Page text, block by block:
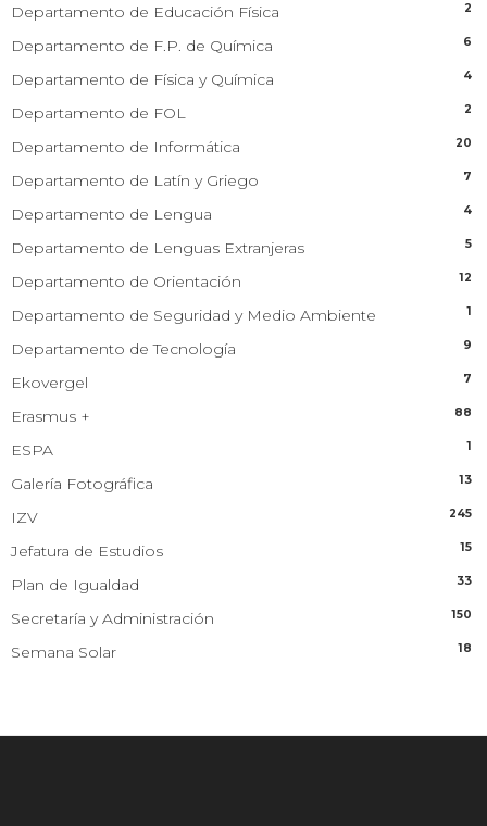
Departamento de Educación Física 2
Departamento de F.P. de Química 6
Departamento de Física y Química 4
Departamento de FOL 2
Departamento de Informática 20
Departamento de Latín y Griego 7
Departamento de Lengua 4
Departamento de Lenguas Extranjeras 5
Departamento de Orientación 12
Departamento de Seguridad y Medio Ambiente 1
Departamento de Tecnología 9
Ekovergel 7
Erasmus + 88
ESPA 1
Galería Fotográfica 13
IZV 245
Jefatura de Estudios 15
Plan de Igualdad 33
Secretaría y Administración 150
Semana Solar 18